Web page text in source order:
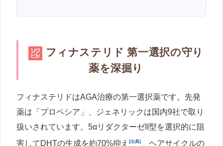
フィナステリド 第一選択の守り
薬を深掘り
フィナステリドはAGA治療の第一選択薬です。先発
薬は「プロペシア」、ジェネリックは国内9社で取り
扱いされています。5αリダクターゼII型を選択的に阻
害してDHTの生成を約70%抑え [出典] 、ヘアサイクルの